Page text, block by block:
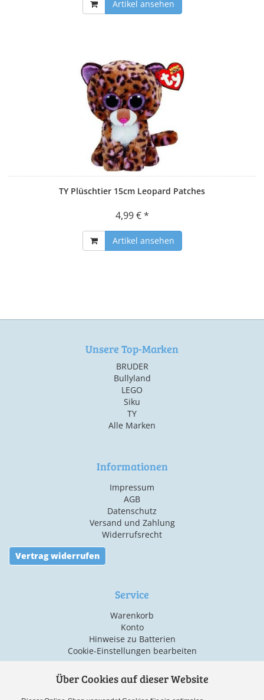
Artikel ansehen
TY Plüschtier 15cm Leopard Patches
4,99 € *
Artikel ansehen
Unsere Top-Marken
BRUDER
Bullyland
LEGO
Siku
TY
Alle Marken
Informationen
Impressum
AGB
Datenschutz
Versand und Zahlung
Widerrufsrecht
Vertrag widerrufen
Service
Warenkorb
Konto
Hinweise zu Batterien
Cookie-Einstellungen bearbeiten
Über Cookies auf dieser Website